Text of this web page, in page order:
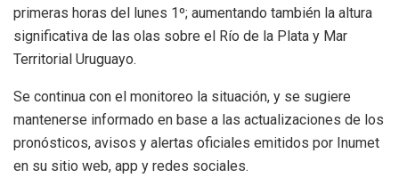
primeras horas del lunes 1º; aumentando también la altura
significativa de las olas sobre el Río de la Plata y Mar
Territorial Uruguayo.
Se continua con el monitoreo la situación, y se sugiere
mantenerse informado en base a las actualizaciones de los
pronósticos, avisos y alertas oficiales emitidos por Inumet
en su sitio web, app y redes sociales.